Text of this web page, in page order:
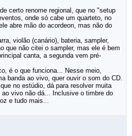
certo renome regional, que no "setup
onde só cabe um quarteto, no
abre mão do acordeon, mas não do
violão (canário), bateria, sampler,
que não citei o sampler, mas ele é bem
canta, a segunda vem pré-
é o que funciona... Nesse meio,
banda ao vivo, quer ouvir o som do CD.
no estúdio, dá para resolver muita
vivo não dá... Inclusive o timbre do
e tudo mais...